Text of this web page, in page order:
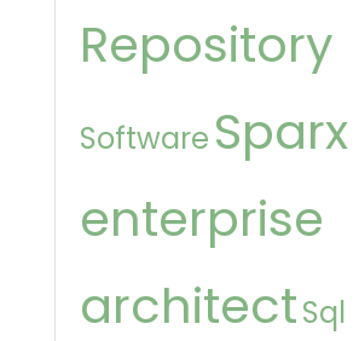
Repository
Software Sparx
enterprise
architectSql